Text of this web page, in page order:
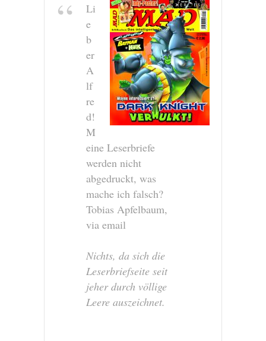
Li
e
b
er
A
lf
re
d!
M
eine Leserbriefe
werden nicht
abgedruckt, was
mache ich falsch?
Tobias Apfelbaum,
via email
Nichts, da sich die
Leserbriefseite seit
jeher durch völlige
Leere auszeichnet.